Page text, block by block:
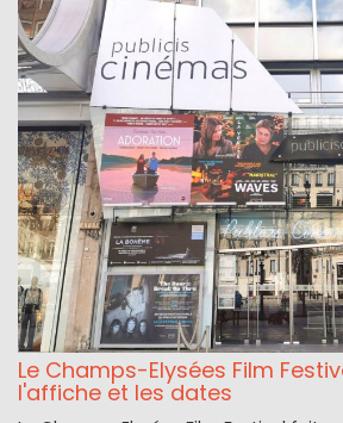
Le Champs-Elysées Film
l'affiche et les dates